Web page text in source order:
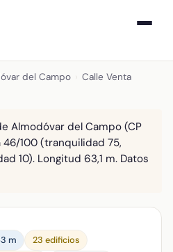
del Campo Calle Venta
Almodóvar del Campo (CP
46/100 (tranquilidad 75,
10). Longitud 63,1 m. Datos
m
23 edificios